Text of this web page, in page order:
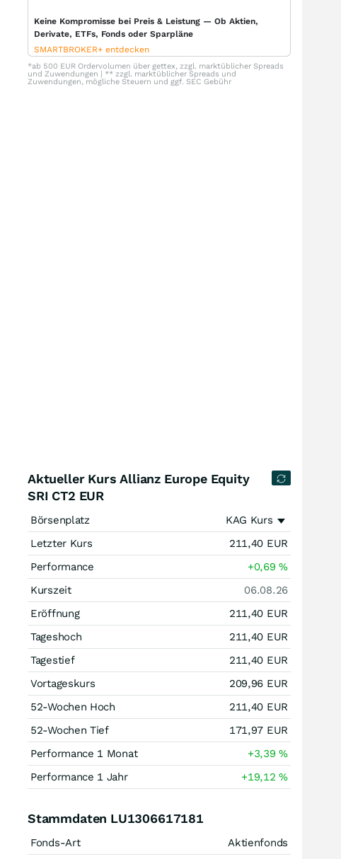
Keine Kompromisse bei Preis & Leistung — Ob Aktien,
Derivate, ETFs, Fonds oder Sparpläne
SMARTBROKER+ entdecken
*ab 500 EUR Ordervolumen über gettex, zzgl. marktüblicher Spreads
und Zuwendungen | ** zzgl. marktüblicher Spreads und
Zuwendungen, mögliche Steuern und ggf. SEC Gebühr
Aktueller Kurs Allianz Europe Equity
SRI CT2 EUR
Börsenplatz
KAG Kurs
Letzter Kurs
211,40 EUR
Performance
+0,69%
Kurszeit
06.08.26
Eröffnung
211,40 EUR
Tageshoch
211,40 EUR
Tagestief
211,40 EUR
Vortageskurs
209,96 EUR
52-Wochen Hoch
211,40 EUR
52-Wochen Tief
171,97 EUR
Performance 1 Monat
+3,39%
Performance 1 Jahr
+19,12%
Stammdaten LU1306617181
Fonds-Art
Aktienfonds